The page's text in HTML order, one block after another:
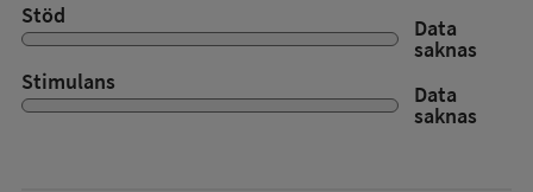
Stöd
Data
saknas
Stimulans
Data
saknas